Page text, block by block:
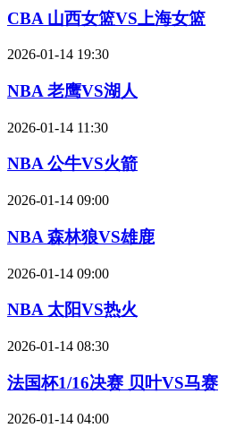
CBA 山西女篮VS上海女篮
2026-01-14 19:30
NBA 老鹰VS湖人
2026-01-14 11:30
NBA 公牛VS火箭
2026-01-14 09:00
NBA 森林狼VS雄鹿
2026-01-14 09:00
NBA 太阳VS热火
2026-01-14 08:30
法国杯1/16决赛 贝叶VS马赛
2026-01-14 04:00